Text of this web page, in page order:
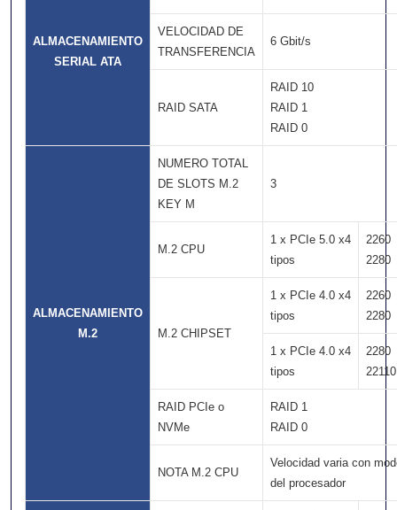
ALMACENAMIENTO
SERIAL ATA
VELOCIDAD DE
TRANSFERENCIA
6 Gbit/s
RAID SATA
RAID 10
RAID 1
RAID 0
ALMACENAMIENTO
M.2
NUMERO TOTAL
DE SLOTS M.2
KEY M
3
M.2 CPU
1 x PCIe 5.0 x4
tipos
2260
2280
M.2 CHIPSET
1 x PCIe 4.0 x4
tipos
2260
2280
1 x PCIe 4.0 x4
tipos
2280
22110
RAID PCIe o
NVMe
RAID 1
RAID 0
NOTA M.2 CPU
Velocidad varia con
del procesador